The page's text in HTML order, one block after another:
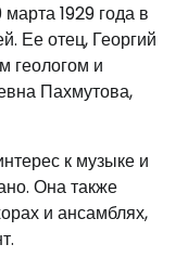
1929 года в
Ее отец, Георгий
геологом и
Пахмутова,
к музыке и
Она также
и ансамблях,